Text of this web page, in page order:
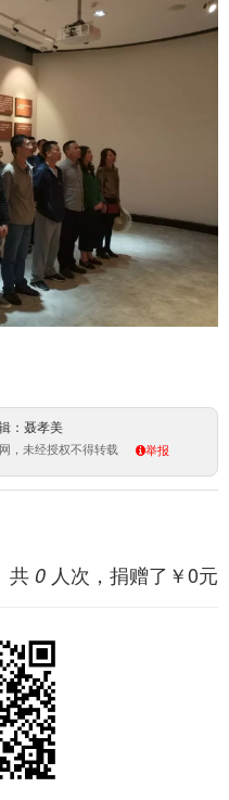
：聂孝美
，未经授权不得转载 举报
共 0 人次，捐赠了￥0元